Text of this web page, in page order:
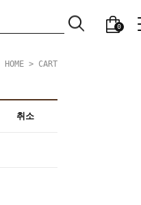
0
HOME > CART
취소